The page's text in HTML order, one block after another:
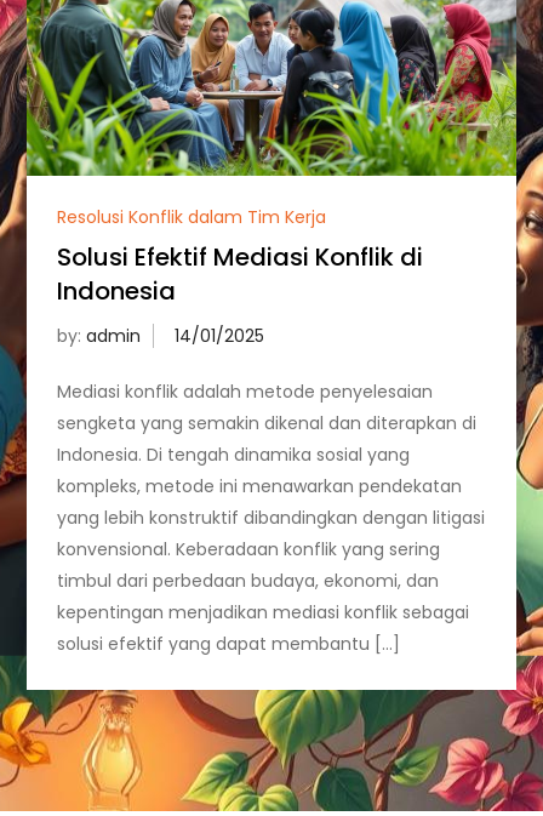
Resolusi Konflik dalam Tim Kerja
Solusi Efektif Mediasi Konflik di
Indonesia
by:admin
Mediasi konflik adalah metode penyelesaian
sengketa yang semakin dikenal dan diterapkan di
Indonesia. Di tengah dinamika sosial yang
kompleks, metode ini menawarkan pendekatan
yang lebih konstruktif dibandingkan dengan litigasi
konvensional. Keberadaan konflik yang sering
timbul dari perbedaan budaya, ekonomi, dan
kepentingan menjadikan mediasi konflik sebagai
solusi efektif yang dapat membantu […]